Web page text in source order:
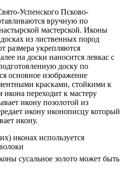
Успенского Псково-
вручную по
мастерской. Иконы
из лиственных пород
размера укрепляются
на доски наносится левкас с
доску по
основное изображение
красками, стойкими к
переходит к мастеру
икону позолотой из
икону иконописцу который
икону.
иконах используется
сусальное золото может быть